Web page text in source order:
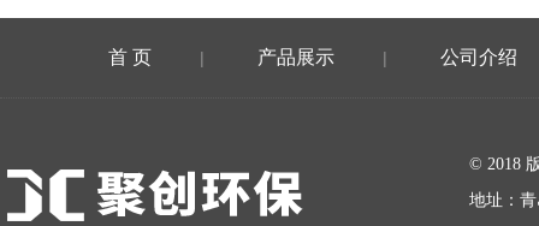
首 页 | 产品展示 | 公司介绍
© 2018
地址：